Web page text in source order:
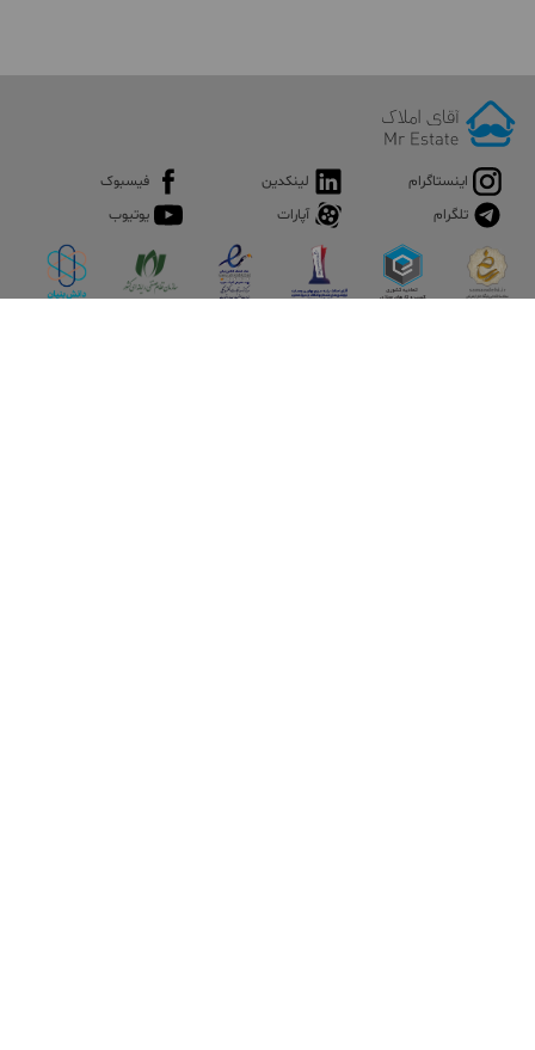
اینستاگرام لینکدین
فیسبوک
تلگرام
آپارات یوتیوب